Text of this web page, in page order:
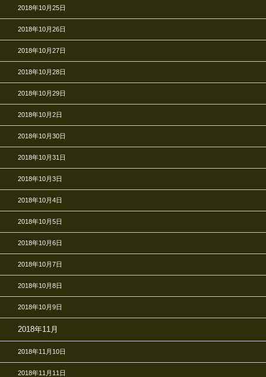
2018年10月25日
2018年10月26日
2018年10月27日
2018年10月28日
2018年10月29日
2018年10月2日
2018年10月30日
2018年10月31日
2018年10月3日
2018年10月4日
2018年10月5日
2018年10月6日
2018年10月7日
2018年10月8日
2018年10月9日
2018年11月
2018年11月10日
2018年11月11日